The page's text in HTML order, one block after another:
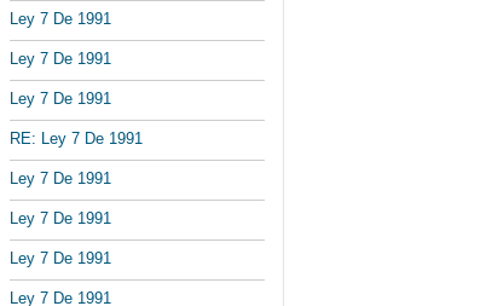
Ley 7 De 1991
Ley 7 De 1991
Ley 7 De 1991
RE: Ley 7 De 1991
Ley 7 De 1991
Ley 7 De 1991
Ley 7 De 1991
Ley 7 De 1991